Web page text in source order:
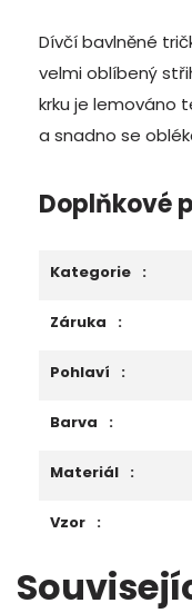
Dívčí bavlněné
velmi oblíbený
krku je lemováno
a snadno se
Doplňkové
Kategorie :
Záruka :
Pohlaví :
Barva :
Materiál :
Vzor :